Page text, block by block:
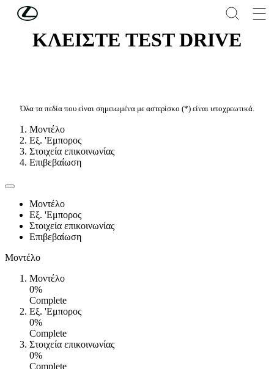
Συνέχεια στο κύριο περιεχόμενο
ΚΛΕΙΣΤΕ TEST DRIVE
Όλα τα πεδία που είναι σημειωμένα με αστερίσκο (*) είναι υποχρεωτικά.
Μοντέλο
Εξ. 'Εμπορος
Στοιχεία επικοινωνίας
Επιβεβαίωση
Μοντέλο
Εξ. 'Εμπορος
Στοιχεία επικοινωνίας
Επιβεβαίωση
Μοντέλο
Μοντέλο
0%
Complete
Εξ. 'Εμπορος
0%
Complete
Στοιχεία επικοινωνίας
0%
Complete